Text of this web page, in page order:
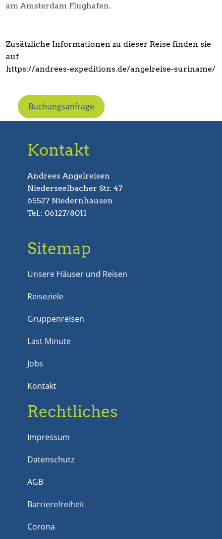
am Amsterdam Flughafen.
Zusätzliche Informationen zu dieser Reise finden sie
auf
https://andrees-expeditions.de/angelreise-suriname/
Buchungsanfrage
Kontakt
Andrees Angelreisen
Niederseelbacher Str. 47
65527 Niedernhausen
Tel.: 06127/8011
Sitemap
Unsere Häuser und Reisen
Reiseziele
Gruppenreisen
Last Minute
Jobs
Kontakt
Rechtliches
Impressum
Datenschutz
AGB
Barrierefreiheit
Corona